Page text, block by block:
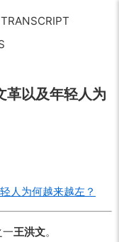
TRANSCRIPT
革以及年轻人为
人为何越来越左？
王洪文。